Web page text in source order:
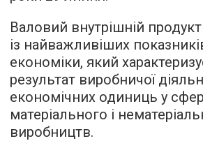
Валовий внутрішній
із найважливіших
економіки, який
результат виробничої
економічних одиниць у
матеріального і
виробництв.